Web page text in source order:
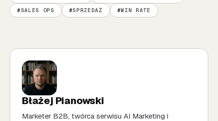
SALES OPS SPRZEDAŻ WIN RATE
Błażej Pianowski
Marketer B2B, twórca serwisu AI Marketing i